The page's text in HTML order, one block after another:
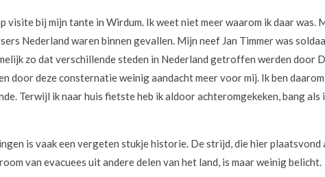
visite bij mijn tante in Wirdum. Ik weet niet meer waarom ik daar was.
Nederland waren binnen gevallen. Mijn neef Jan Timmer was
zo dat verschillende steden in Nederland getroffen werden door
deze consternatie weinig aandacht meer voor mij. Ik ben
Terwijl ik naar huis fietste heb ik aldoor achteromgekeken, bang als
is vaak een vergeten stukje historie. De strijd, die hier plaatsvond
van evacuees uit andere delen van het land, is maar weinig belicht.